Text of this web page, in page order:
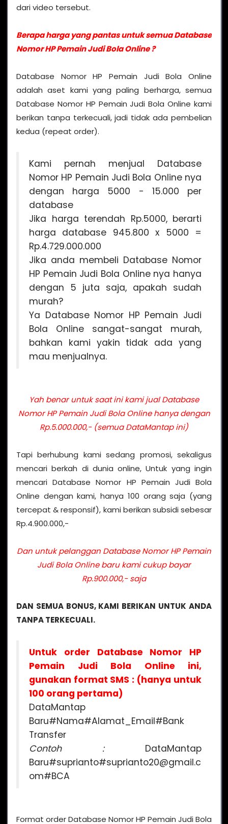
dari video tersebut.
Berapa harga yang pantas untuk semua Database
Nomor HP Pemain Judi Bola Online ?
Database Nomor HP Pemain Judi Bola Online
adalah aset kami yang paling berharga, semua
Database Nomor HP Pemain Judi Bola Online kami
berikan tanpa terkecuali, jadi tidak ada pembelian
kedua (repeat order).
Kami pernah menjual Database
Nomor HP Pemain Judi Bola Online nya
dengan harga 5000 - 15.000 per
database
Jika harga terendah Rp.5000, berarti
harga database 945.800 x 5000 =
Rp.4.729.000.000
Jika anda membeli Database Nomor
HP Pemain Judi Bola Online nya hanya
dengan 5 juta saja, apakah sudah
murah?
Ya Database Nomor HP Pemain Judi
Bola Online sangat-sangat murah,
bahkan kami yakin tidak ada yang
mau menjualnya.
Yah benar untuk saat ini kami jual Database
Nomor HP Pemain Judi Bola Online hanya dengan
Rp.5.000.000,- (semua DataMantap ini)
Tapi berhubung kami sedang promosi, sekaligus
mencari berkah di dunia online, Untuk yang ingin
mencari Database Nomor HP Pemain Judi Bola
Online dengan kami, hanya 100 orang saja (yang
tercepat & responsif), kami berikan subsidi sebesar
Rp.4.900.000,-
Dan untuk pelanggan Database Nomor HP Pemain
Judi Bola Online baru kami cukup bayar
Rp.900.000,- saja
DAN SEMUA BONUS, KAMI BERIKAN UNTUK ANDA
TANPA TERKECUALI.
Untuk order Database Nomor HP
Pemain Judi Bola Online ini,
gunakan format SMS : (hanya untuk
100 orang pertama)
DataMantap
Baru#Nama#Alamat_Email#Bank
Transfer
Contoh :DataMantap
Baru#suprianto#suprianto20@gmail.c
om#BCA
Format order Database Nomor HP Pemain Judi Bola